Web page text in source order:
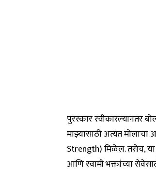
पुरस्कार स्वीकारल्यानंतर
माझ्यासाठी अत्यंत
Strength) मिळेल. तसेच, या
आणि स्वामी भक्तांच्या